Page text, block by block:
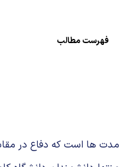
فهرست مطالب
مدت ها است كه دفاع در